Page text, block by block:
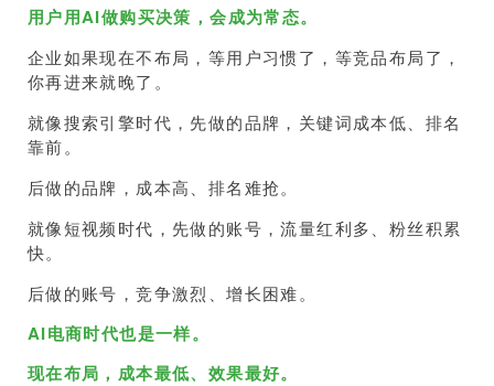
用户用AI做购买决策，会成为常态。
企业如果现在不布局，等用户习惯了，等竞品布局了，
你再进来就晚了。
就像搜索引擎时代，先做的品牌，关键词成本低、排名
靠前。
后做的品牌，成本高、排名难抢。
就像短视频时代，先做的账号，流量红利多、粉丝积累
快。
后做的账号，竞争激烈、增长困难。
AI电商时代也是一样。
现在布局，成本最低、效果最好。